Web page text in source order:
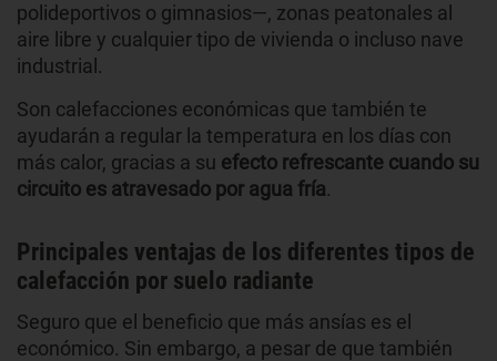
polideportivos o gimnasios—, zonas peatonales al
aire libre y cualquier tipo de vivienda o incluso nave
industrial.
Son calefacciones económicas que también te
ayudarán a regular la temperatura en los días con
más calor, gracias a su efecto refrescante cuando su
circuito es atravesado por agua fría.
Principales ventajas de los diferentes tipos de
calefacción por suelo radiante
Seguro que el beneficio que más ansías es el
económico. Sin embargo, a pesar de que también